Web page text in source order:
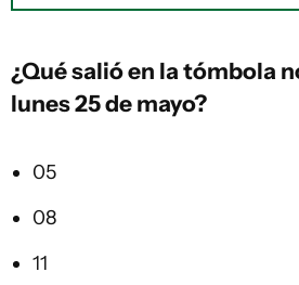
¿Qué salió en latómbola
lunes 25 de mayo?
05
08
11